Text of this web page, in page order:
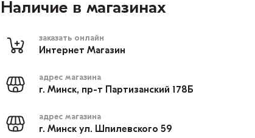
Наличие в магазинах
заказать онлайн
Интернет Магазин
адрес магазина
г. Минск, пр-т Партизанский 178Б
адрес магазина
г. Минск ул. Шпилевского 59